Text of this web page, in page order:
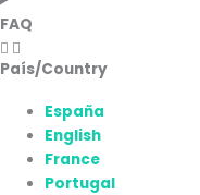
FAQ
País/Country
España
English
France
Portugal